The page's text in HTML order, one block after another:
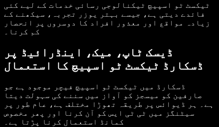
ٹیکسٹ ٹو اسپیچ ٹیکنالوجی رسائی خدمات کے لیے کئی
فائدے دیتی ہے، جیسے بہتر یوزر تجربہ، سیکھنے کے
زیادہ مواقع اور معذور افراد کا دوسروں پر انحصار
کم کرنا۔
ڈیسک ٹاپ، میک، اینڈرائیڈ پر
ڈسکارڈ ٹیکسٹ ٹو اسپیچ کا استعمال
ڈسکارڈ میں ٹیکسٹ ٹو اسپیچ فیچر موجود ہے جو
صارفین کو میسجز کو آواز میں سننے کی سہولت دیتا
ہے۔ ہر ڈیوائس پر طریقہ تھوڑا مختلف ہے، عام طور پر
سیٹنگز میں ٹی ٹی ایس کو آن کرنا اور پھر مخصوص
کمانڈ استعمال کرنا پڑتا ہے۔